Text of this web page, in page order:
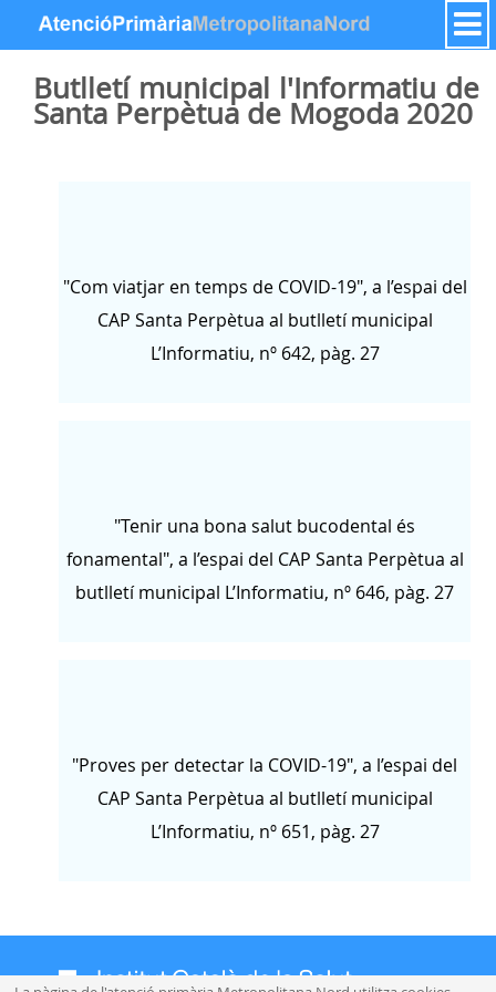
Hyppää sisältöön
Butlletí municipal l'Informatiu de
Santa Perpètua de Mogoda 2020
"Com viatjar en temps de COVID-19", a l’espai del
CAP Santa Perpètua al butlletí municipal
L’Informatiu, nº 642, pàg. 27
"Tenir una bona salut bucodental és
fonamental", a l’espai del CAP Santa Perpètua al
butlletí municipal L’Informatiu, nº 646, pàg. 27
"Proves per detectar la COVID-19", a l’espai del
CAP Santa Perpètua al butlletí municipal
L’Informatiu, nº 651, pàg. 27